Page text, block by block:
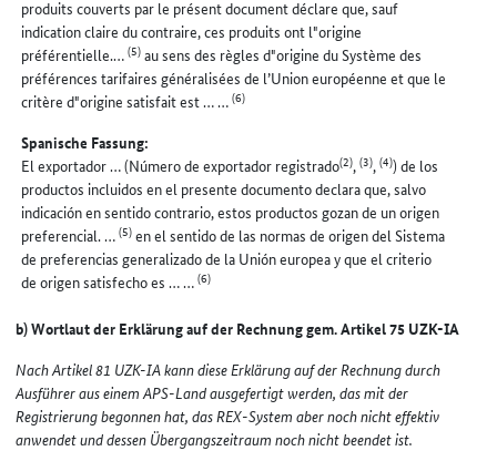
produits couverts par le présent document déclare que, sauf
indication claire du contraire, ces produits ont l"origine
préférentielle.…(5)au sens des règles d"origine du Système des
préférences tarifaires généralisées de l’Union européenne et que le
critère d"origine satisfait est … …(6)
Spanische Fassung:
El exportador … (Número de exportador registrado(2),(3),(4)) de los
productos incluidos en el presente documento declara que, salvo
indicación en sentido contrario, estos productos gozan de un origen
preferencial. …(5)en el sentido de las normas de origen del Sistema
de preferencias generalizado de la Unión europea y que el criterio
de origen satisfecho es … …(6)
b) Wortlaut der Erklärung auf der Rechnung gem. Artikel 75 UZK-IA
Nach Artikel 81 UZK-IA kann diese Erklärung auf der Rechnung durch
Ausführer aus einem APS-Land ausgefertigt werden, das mit der
Registrierung begonnen hat, das REX-System aber noch nicht effektiv
anwendet und dessen Übergangszeitraum noch nicht beendet ist.